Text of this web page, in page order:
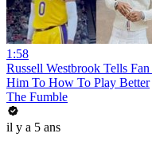
1:58
Russell Westbrook Tells
Him To How To Play Better
The Fumble
il y a 5 ans